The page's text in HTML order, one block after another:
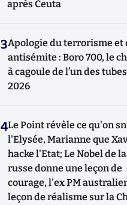
après Ceuta
3Apologie du terrorisme et
antisémite : Boro 700, le
à cagoule de l’un des
2026
4Le Point révèle ce qu'on
l'Elysée, Marianne que
hacke l'Etat; Le Nobel de
russe donne une leçon de
courage, l'ex PM
leçon de réalisme sur la